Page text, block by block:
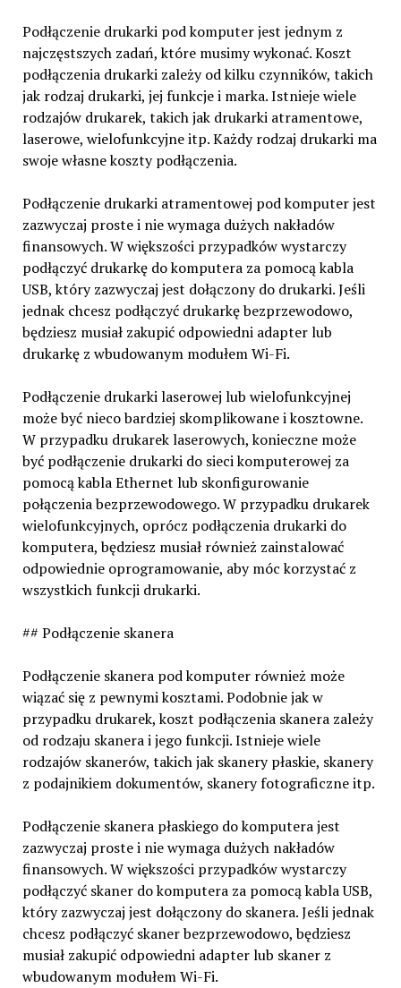
Podłączenie drukarki pod komputer jest jednym z
najczęstszych zadań, które musimy wykonać. Koszt
podłączenia drukarki zależy od kilku czynników, takich
jak rodzaj drukarki, jej funkcje i marka. Istnieje wiele
rodzajów drukarek, takich jak drukarki atramentowe,
laserowe, wielofunkcyjne itp. Każdy rodzaj drukarki ma
swoje własne koszty podłączenia.
Podłączenie drukarki atramentowej pod komputer jest
zazwyczaj proste i nie wymaga dużych nakładów
finansowych. W większości przypadków wystarczy
podłączyć drukarkę do komputera za pomocą kabla
USB, który zazwyczaj jest dołączony do drukarki. Jeśli
jednak chcesz podłączyć drukarkę bezprzewodowo,
będziesz musiał zakupić odpowiedni adapter lub
drukarkę z wbudowanym modułem Wi-Fi.
Podłączenie drukarki laserowej lub wielofunkcyjnej
może być nieco bardziej skomplikowane i kosztowne.
W przypadku drukarek laserowych, konieczne może
być podłączenie drukarki do sieci komputerowej za
pomocą kabla Ethernet lub skonfigurowanie
połączenia bezprzewodowego. W przypadku drukarek
wielofunkcyjnych, oprócz podłączenia drukarki do
komputera, będziesz musiał również zainstalować
odpowiednie oprogramowanie, aby móc korzystać z
wszystkich funkcji drukarki.
## Podłączenie skanera
Podłączenie skanera pod komputer również może
wiązać się z pewnymi kosztami. Podobnie jak w
przypadku drukarek, koszt podłączenia skanera zależy
od rodzaju skanera i jego funkcji. Istnieje wiele
rodzajów skanerów, takich jak skanery płaskie, skanery
z podajnikiem dokumentów, skanery fotograficzne itp.
Podłączenie skanera płaskiego do komputera jest
zazwyczaj proste i nie wymaga dużych nakładów
finansowych. W większości przypadków wystarczy
podłączyć skaner do komputera za pomocą kabla USB,
który zazwyczaj jest dołączony do skanera. Jeśli jednak
chcesz podłączyć skaner bezprzewodowo, będziesz
musiał zakupić odpowiedni adapter lub skaner z
wbudowanym modułem Wi-Fi.